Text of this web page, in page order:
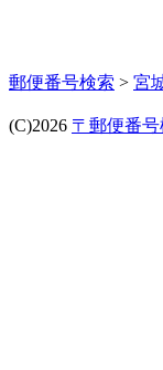
郵便番号検索 > 宮
(C)2026 〒郵便番号